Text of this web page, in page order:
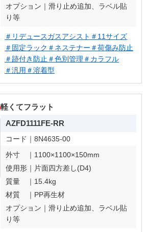
オプション｜ 滑り止め追加、ラベル貼
り等
＃リデュースガスアシスト ＃11サイズ
＃固定ラック ＃ネステナー ＃荷傷み防止
＃跡付き防止 ＃色別管理 ＃カラフル
＃汎用 ＃溶着型
軽くてフラット
AZFD1111FE-RR
コード｜ 8N4635-00
外寸 ｜ 1100×1100×150mm
使用形｜ 片面四方差し(D4)
質量 ｜ 15.4kg
材質 ｜ PP再生材
オプション｜ 滑り止め追加、ラベル貼
り等